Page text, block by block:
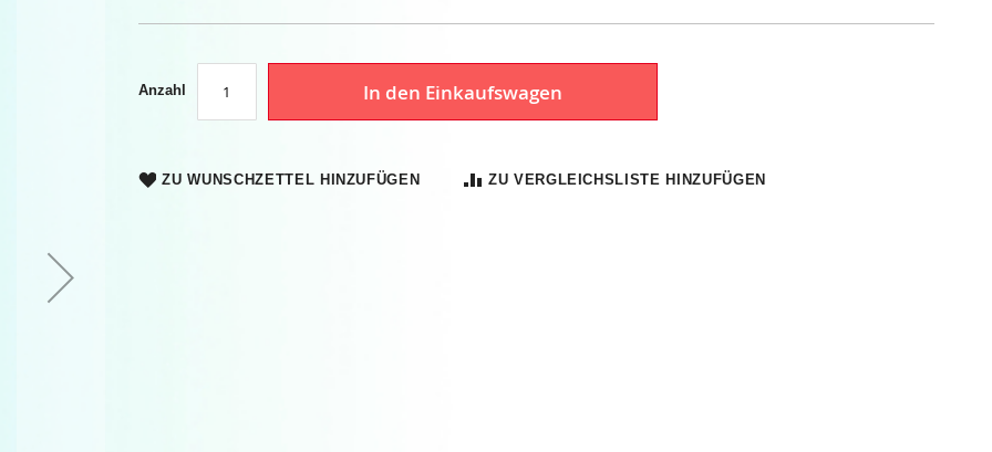
Anzahl In den Einkaufswagen
ZU WUNSCHZETTEL HINZUFÜGEN ZU VERGLEICHSLISTE HINZUFÜGEN